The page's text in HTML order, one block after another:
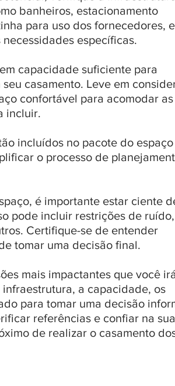
banheiros, estacionamento
para uso dos fornecedores,
específicas.
capacidade suficiente para
casamento. Leve em
confortável para acomodar as
incluir.
incluídos no pacote do
o processo de
é importante estar ciente
pode incluir restrições de ruído,
Certifique-se de entender
tomar uma decisão final.
mais impactantes que você irá
a capacidade, os
para tomar uma decisão
referências e confiar na sua
de realizar o casamento